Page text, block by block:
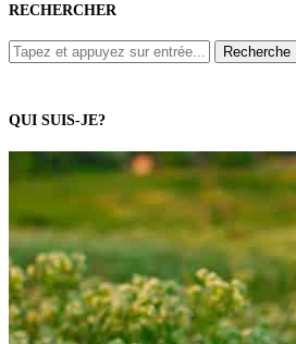
RECHERCHER
QUI SUIS-JE?